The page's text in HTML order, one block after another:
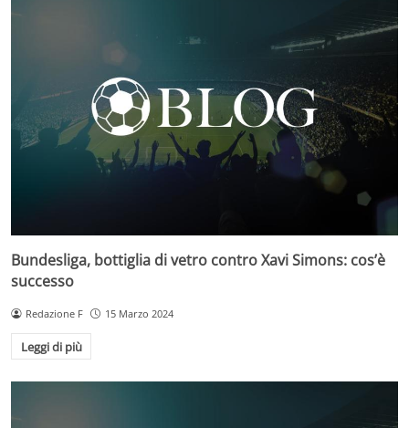
Bundesliga, bottiglia di vetro contro Xavi Simons: cos’è
successo
Redazione F 15 Marzo 2024
Leggi di più